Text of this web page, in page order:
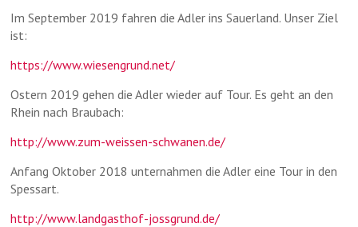
Im September 2019 fahren die Adler ins Sauerland. Unser Ziel
ist:
https://www.wiesengrund.net/
Ostern 2019 gehen die Adler wieder auf Tour. Es geht an den
Rhein nach Braubach:
http://www.zum-weissen-schwanen.de/
Anfang Oktober 2018 unternahmen die Adler eine Tour in den
Spessart.
http://www.landgasthof-jossgrund.de/